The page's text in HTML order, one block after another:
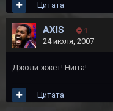
Цитата
АХIS 1
24 июля, 2007
Джоли жжет! Нигга!
Цитата